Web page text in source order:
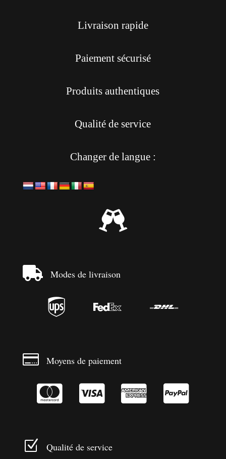
Livraison rapide
Paiement sécurisé
Produits authentiques
Qualité de service
Changer de langue :

 Modes de livraison
  
 Moyens de paiement
   
Z Qualité de service